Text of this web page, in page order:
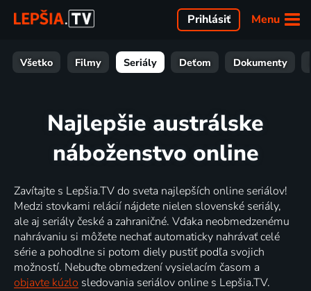
Menu
Prihlásiť
Všetko Filmy Seriály Deťom Dokumenty
Najlepšie austrálske
náboženstvo online
Zavítajte s Lepšia.TV do sveta najlepších online seriálov!
Medzi stovkami relácií nájdete nielen slovenské seriály,
ale aj seriály české a zahraničné. Vďaka neobmedzenému
nahrávaniu si môžete nechať automaticky nahrávať celé
série a pohodlne si potom diely pustiť podľa svojich
možností. Nebuďte obmedzení vysielacím časom a
objavte kúzlo sledovania seriálov online s Lepšia.TV.